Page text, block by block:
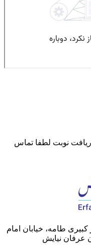
نوبت لطفا تماس
کبیری طامه، خیابان امام